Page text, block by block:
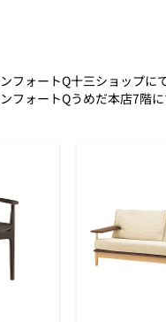
フォートQ十三ショップに
フォートQうめだ本店7階